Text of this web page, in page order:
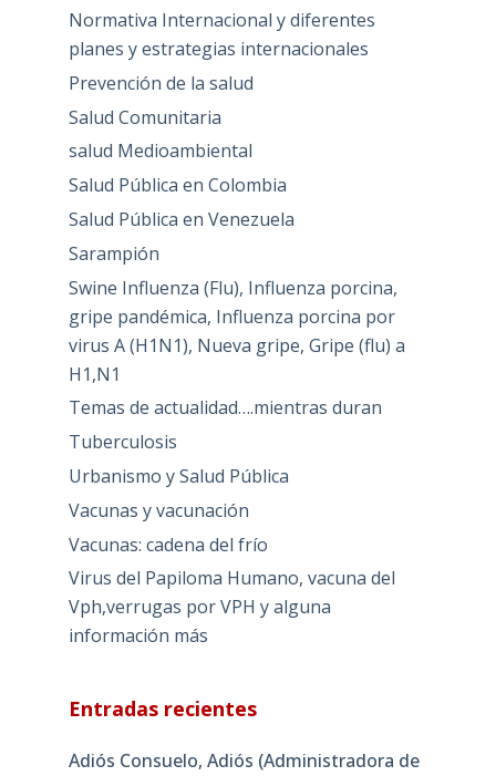
Normativa Internacional y diferentes
planes y estrategias internacionales
Prevención de la salud
Salud Comunitaria
salud Medioambiental
Salud Pública en Colombia
Salud Pública en Venezuela
Sarampión
Swine Influenza (Flu), Influenza porcina,
gripe pandémica, Influenza porcina por
virus A (H1N1), Nueva gripe, Gripe (flu) a
H1,N1
Temas de actualidad….mientras duran
Tuberculosis
Urbanismo y Salud Pública
Vacunas y vacunación
Vacunas: cadena del frío
Virus del Papiloma Humano, vacuna del
Vph,verrugas por VPH y alguna
información más
Entradas recientes
Adiós Consuelo, Adiós (Administradora de